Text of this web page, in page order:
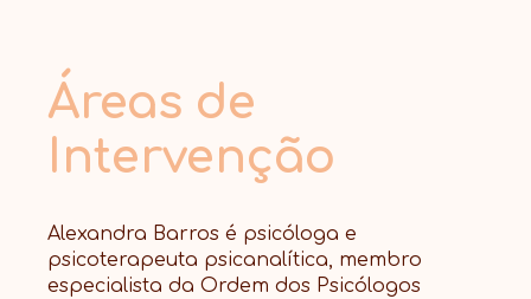
Áreas de
Intervenção
Alexandra Barros é psicóloga e
psicoterapeuta psicanalítica, membro
especialista da Ordem dos Psicólogos